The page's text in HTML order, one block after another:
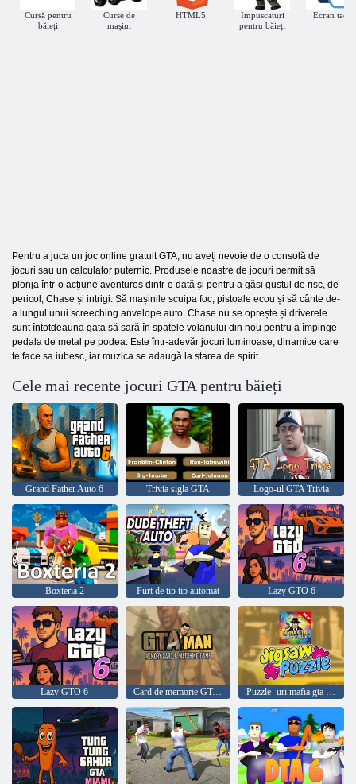
Cursă pentru
băieți
Curse de
mașini
HTML5
Impuscaturi
pentru băieți
Ecran tactil
Pentru a juca un joc online gratuit GTA, nu aveți nevoie de o consolă de
jocuri sau un calculator puternic. Produsele noastre de jocuri permit să
plonja într-o acțiune aventuros dintr-o dată și pentru a găsi gustul de risc, de
pericol, Chase și intrigi. Să mașinile scuipa foc, pistoale ecou și să cânte de-
a lungul unui screeching anvelope auto. Chase nu se oprește și driverele
sunt întotdeauna gata să sară în spatele volanului din nou pentru a împinge
pedala de metal pe podea. Este într-adevăr jocuri luminoase, dinamice care
te face sa iubesc, iar muzica se adaugă la starea de spirit.
Cele mai recente jocuri GTA pentru băieți
Grand Father Auto 6 Trivia sigla GTA Logo-ul GTA Trivia
Boxteria 2 Furt de tip tip automat Lazy GTO 6
Lazy GTO 6 Card de memorie GTA Man și joc de potrivire Puzzle -uri mafia gta jigsaw